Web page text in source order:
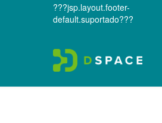
???jsp.layout.footer-
default.suportado???